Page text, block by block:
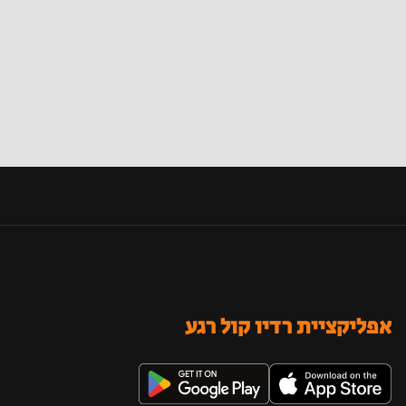
אפליקציית רדיו קול רגע